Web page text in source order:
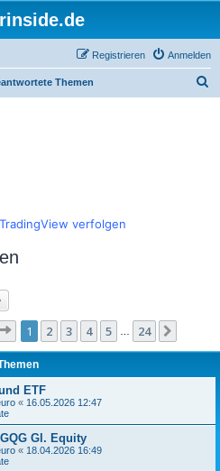
Anmelden
Registrieren
Themen
verfolgen
Seite 1von 24
1 2 3 4 5 24
ETF
« 16.05.2026 12:47
Gl. Equity
« 18.04.2026 16:49